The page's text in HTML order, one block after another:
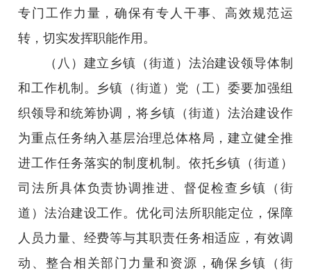
专门工作力量，确保有专人干事、高效规范运
转，切实发挥职能作用。
（八）建立乡镇（街道）法治建设领导体制
和工作机制。乡镇（街道）党（工）委要加强组
织领导和统筹协调，将乡镇（街道）法治建设作
为重点任务纳入基层治理总体格局，建立健全推
进工作任务落实的制度机制。依托乡镇（街道）
司法所具体负责协调推进、督促检查乡镇（街
道）法治建设工作。优化司法所职能定位，保障
人员力量、经费等与其职责任务相适应，有效调
动、整合相关部门力量和资源，确保乡镇（街